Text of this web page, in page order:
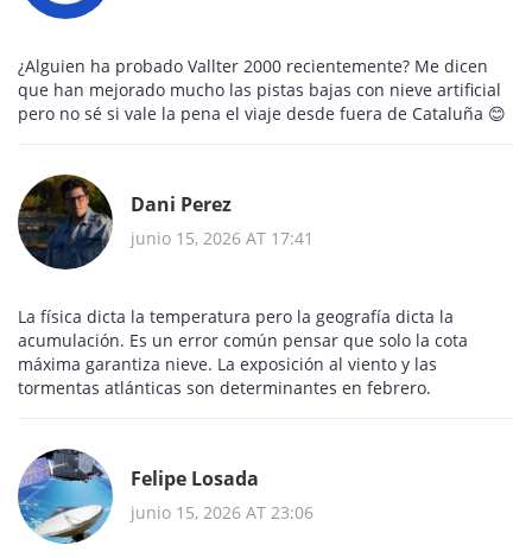
¿Alguien ha probado Vallter 2000 recientemente? Me dicen
que han mejorado mucho las pistas bajas con nieve artificial
pero no sé si vale la pena el viaje desde fuera de Cataluña 😊
Dani Perez
junio 15, 2026 AT 17:41
La física dicta la temperatura pero la geografía dicta la
acumulación. Es un error común pensar que solo la cota
máxima garantiza nieve. La exposición al viento y las
tormentas atlánticas son determinantes en febrero.
Felipe Losada
junio 15, 2026 AT 23:06